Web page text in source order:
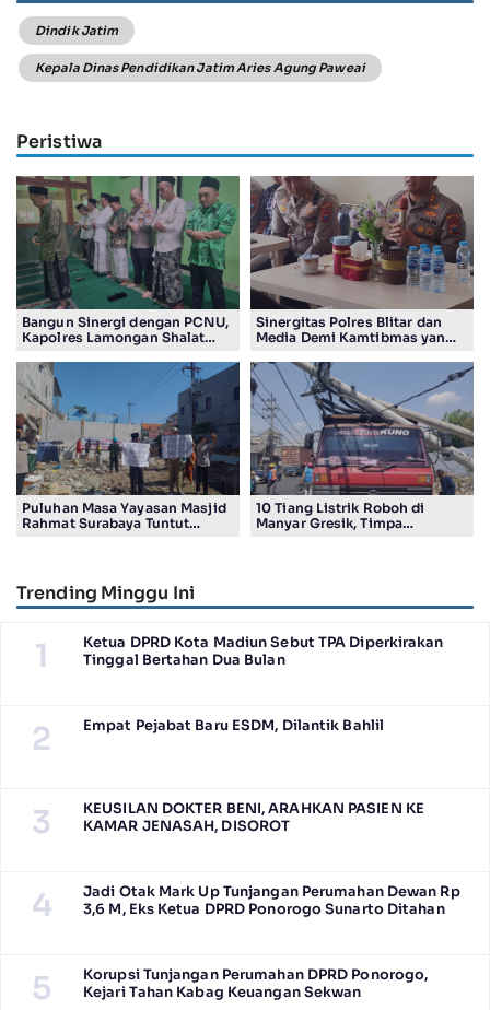
Dindik Jatim
Kepala Dinas Pendidikan Jatim Aries Agung Paweai
Peristiwa
Bangun Sinergi dengan PCNU,
Kapolres Lamongan Shalat
Pengurus
Sinergitas Polres Blitar dan
Media Demi Kamtibmas yang
Puluhan Masa Yayasan Masjid
Rahmat Surabaya Tuntut
10 Tiang Listrik Roboh di
Manyar Gresik, Timpa
Trending Minggu Ini
1
Ketua DPRD Kota Madiun Sebut TPA Diperkirakan
Tinggal Bertahan Dua Bulan
2 Empat Pejabat Baru ESDM, Dilantik Bahlil
3
KEUSILAN DOKTER BENI, ARAHKAN PASIEN KE
KAMAR JENASAH, DISOROT
4
Jadi Otak Mark Up Tunjangan Perumahan Dewan Rp
3,6 M, Eks Ketua DPRD Ponorogo Sunarto Ditahan
5
Korupsi Tunjangan Perumahan DPRD Ponorogo,
Kejari Tahan Kabag Keuangan Sekwan